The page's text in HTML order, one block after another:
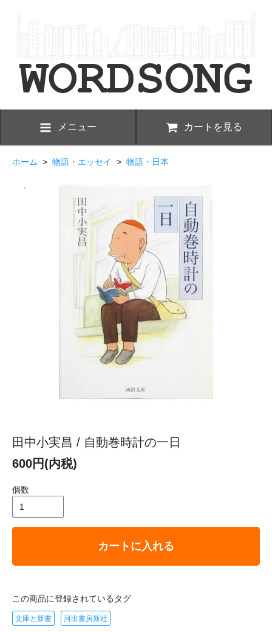
メニュー カートを見る
ホーム > 物語・エッセイ > 物語・日本
田中小実昌 / 自動巻時計の一日
600円(内税)
個数
カートに入れる
この商品に登録されているタグ
文庫と新書 河出書房新社